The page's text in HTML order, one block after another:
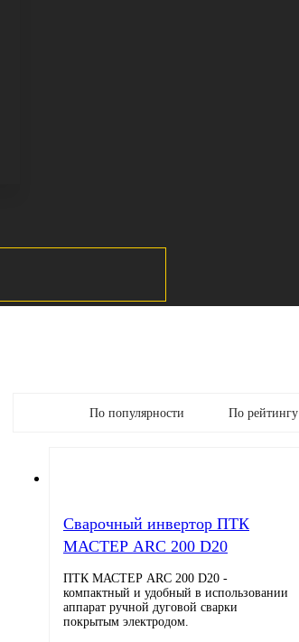
По популярности По рейтингу
Cварочный инвертор ПТК
МАСТЕР ARC 200 D20
ПТК МАСТЕР ARC 200 D20 -
компактный и удобный в использовании
аппарат ручной дуговой сварки
покрытым электродом.